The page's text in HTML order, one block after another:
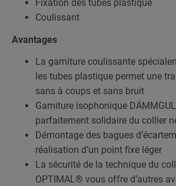
Fixation des tubes plastique
Coulissant
Avantages
La garniture coulissante
les tubes plastique permet une
sans à coups et sans bruit
Garniture isophonique
parfaitement solidaire du collier
Démontage des bagues
réalisation d’un point fixe léger
La sécurité de la technique du
OPTIMAL® vous offre d’autres